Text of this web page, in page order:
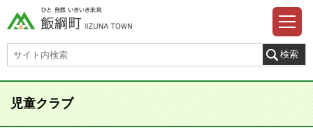
児童クラブ